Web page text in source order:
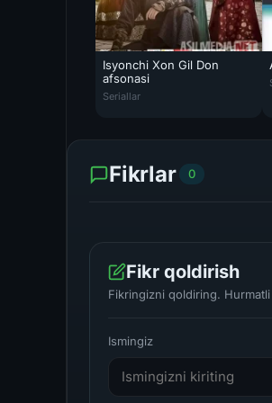
Isyonchi Xon Gil Don
afsonasi
Isyonchi Xon Gil Don
Seriallar
Fikrlar 0
Fikr qoldirish
Fikringizni qoldiring.
Ismingiz